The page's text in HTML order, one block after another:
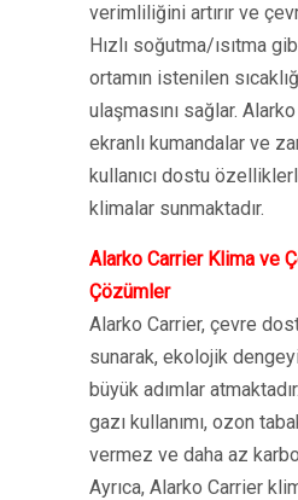
verimliliğini artırır ve
Hızlı soğutma/ısıtma
ortamın istenilen
ulaşmasını sağlar.
ekranlı kumandalar ve
kullanıcı dostu
klimalar sunmaktadır.
Alarko Carrier Klima ve
Çözümler
Alarko Carrier, çevre
sunarak, ekolojik
büyük adımlar
gazı kullanımı, ozon
vermez ve daha az
Ayrıca, Alarko Carrier